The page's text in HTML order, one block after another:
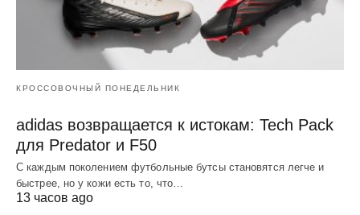
КРОССОВОЧНЫЙ ПОНЕДЕЛЬНИК
adidas возвращается к истокам: Tech Pack
для Predator и F50
С каждым поколением футбольные бутсы становятся легче и
быстрее, но у кожи есть то, что…
13 часов ago